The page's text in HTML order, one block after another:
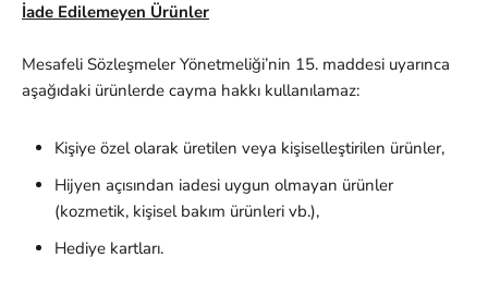
İade Edilemeyen Ürünler
Mesafeli Sözleşmeler Yönetmeliği’nin 15. maddesi uyarınca
aşağıdaki ürünlerde cayma hakkı kullanılamaz:
Kişiye özel olarak üretilen veya kişiselleştirilen ürünler,
Hijyen açısından iadesi uygun olmayan ürünler
(kozmetik, kişisel bakım ürünleri vb.),
Hediye kartları.